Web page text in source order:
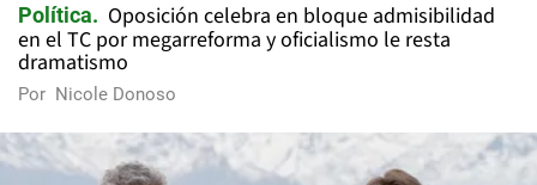
Política
Oposición celebra en bloque admisibilidad
en el TC por megarreforma y oficialismo le resta
dramatismo
Por Nicole Donoso